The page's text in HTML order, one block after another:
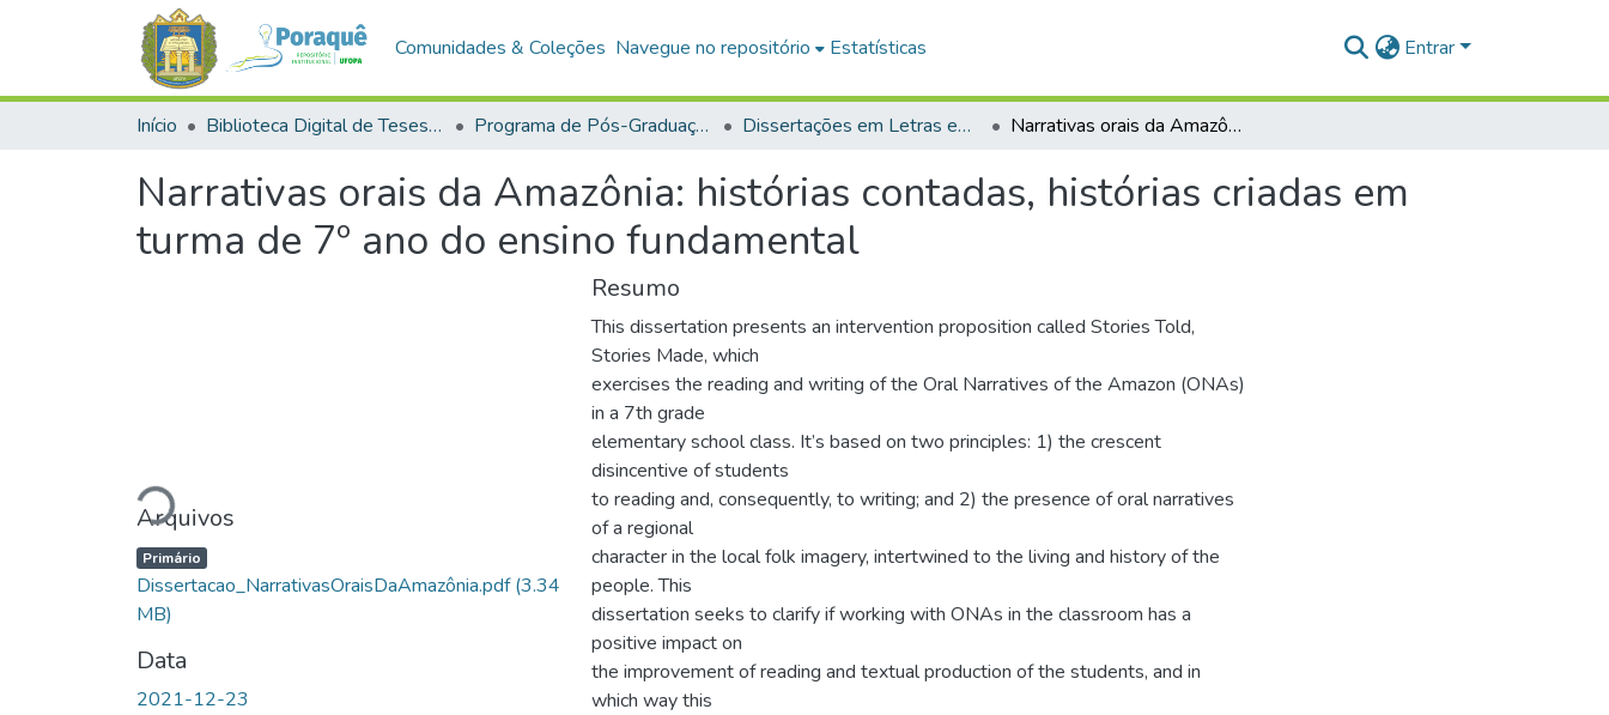
Comunidades & Coleções Navegue no repositório Estatísticas Entrar
Início Biblioteca Digital de Teses e Dissertações (BDTD) Programa de Pós-Graduação em Mestrado Profissional em Letras em Rede Nacional (PROFLETRAS) Dissertações em Letras em Rede Nacional (Mestrado Profissional) Narrativas orais da Amazônia: histórias contadas, histórias criadas em turma de 7º ano do ensino fundamental
Narrativas orais da Amazônia: histórias contadas, histórias criadas em
turma de 7º ano do ensino fundamental
Carregando...
Arquivos
Primário
Dissertacao_NarrativasOraisDaAmazônia.pdf(3.34
MB)
Data
2021-12-23
Resumo
This dissertation presents an intervention proposition called Stories Told,
Stories Made, which
exercises the reading and writing of the Oral Narratives of the Amazon (ONAs)
in a 7th grade
elementary school class. It’s based on two principles: 1) the crescent
disincentive of students
to reading and, consequently, to writing; and 2) the presence of oral narratives
of a regional
character in the local folk imagery, intertwined to the living and history of the
people. This
dissertation seeks to clarify if working with ONAs in the classroom has a
positive impact on
the improvement of reading and textual production of the students, and in
which way this